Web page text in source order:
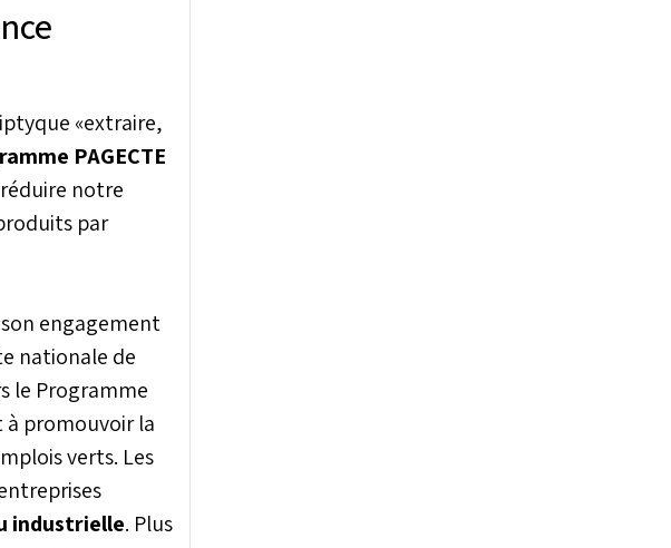
«extraire,
PAGECTE
notre
par
engagement
nationale de
le Programme
à promouvoir la
verts. Les
industrielle. Plus